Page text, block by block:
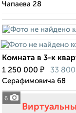
Чапаева 28
6
Комната в 3-к
1 250 000 ₽ 33 800
Серафимовича 68